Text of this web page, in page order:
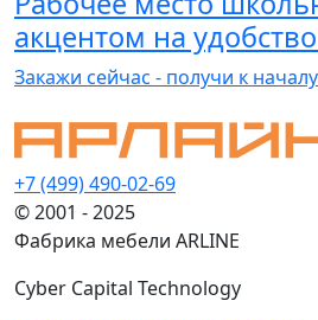
акцентом на
Закажи сейчас - получи к
+7 (499) 490-02-69
© 2001 - 2025
Фабрика мебели ARLINE
Cyber Capital Technology